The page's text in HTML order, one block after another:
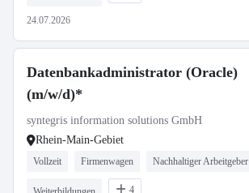
24.07.2026
Datenbankadministrator (Oracle)
(m/w/d)*
syntegris information solutions GmbH
Rhein-Main-Gebiet
Vollzeit Firmenwagen Nachhaltiger Arbeitgeber
4